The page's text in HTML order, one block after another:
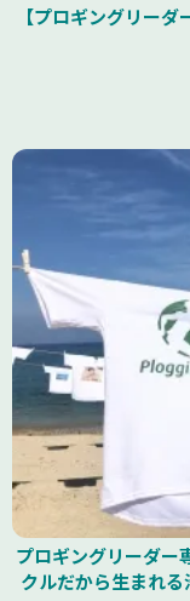
【プロギングリー
プロギングリーダー
クルだから生まれ